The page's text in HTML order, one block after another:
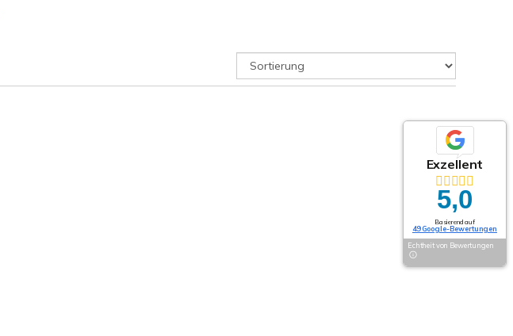
Exzellent
5,0
Basierend auf
49 Google-Bewertungen
Echtheit von Bewertungen